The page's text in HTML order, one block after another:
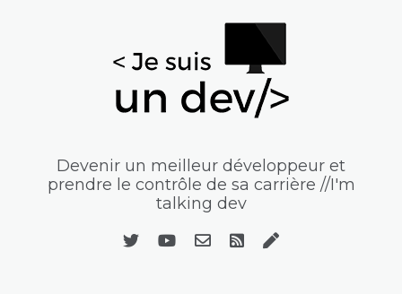
Devenir un meilleur développeur et
prendre le contrôle de sa carrière //I'm
talking dev